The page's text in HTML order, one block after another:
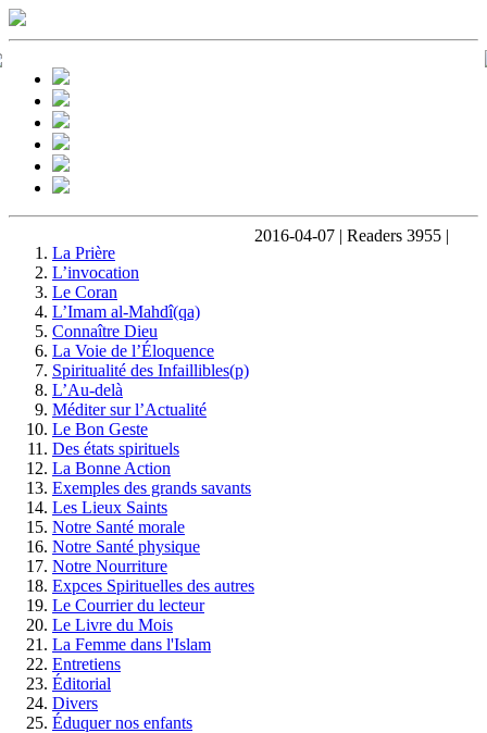
La Prière
L’invocation
Le Coran
L’Imam al-Mahdî(qa)
Connaître Dieu
La Voie de l’Éloquence
Spiritualité des Infaillibles(p)
L’Au-delà
Méditer sur l’Actualité
Le Bon Geste
Des états spirituels
La Bonne Action
Exemples des grands savants
Les Lieux Saints
Notre Santé morale
Notre Santé physique
Notre Nourriture
Expces Spirituelles des autres
Le Courrier du lecteur
Le Livre du Mois
La Femme dans l'Islam
Entretiens
Éditorial
Divers
Éduquer nos enfants
2016-04-07 | Readers 3955 |